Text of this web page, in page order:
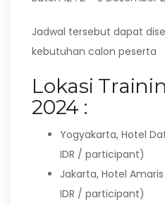
Jadwal tersebut dapat
kebutuhan calon peserta
Lokasi
2024 :
Yogyakarta, Hotel
IDR / participant)
Jakarta, Hotel
IDR / participant)